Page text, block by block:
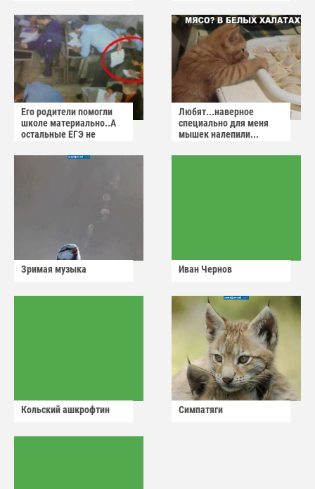
Его родители помогли
школе материально..А
остальные ЕГЭ не
Любят...наверное
специально для меня
мышек налепили...
Зримая музыка Иван Чернов
Кольский ашкрофтин Симпатяги